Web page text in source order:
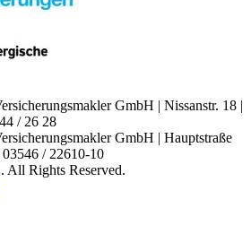
GmbH | Nissanstr. 18 |
/ 26 28
GmbH | Hauptstraße
/ 22610-10
All Rights Reserved.